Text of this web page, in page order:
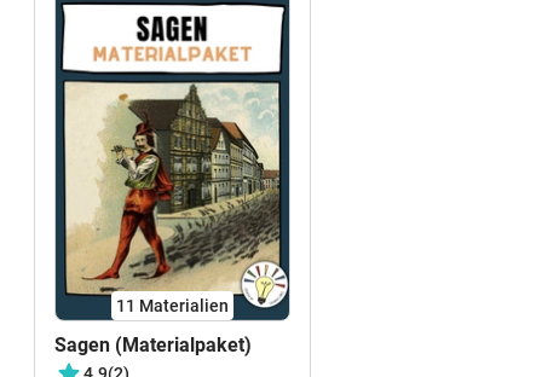
11 Materialien
Sagen (Materialpaket)